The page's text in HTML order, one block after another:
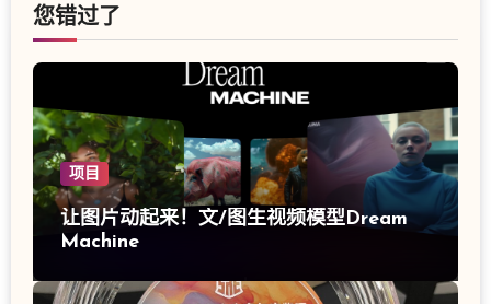
您错过了
项目
让图片动起来！文/图生视频模型Dream
Machine